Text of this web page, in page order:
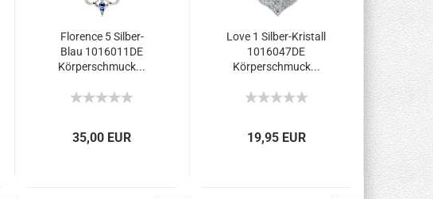
Florence 5 Silber-
Blau 1016011DE
Körperschmuck...
35,00 EUR
Love 1 Silber-Kristall
1016047DE
Körperschmuck...
19,95 EUR